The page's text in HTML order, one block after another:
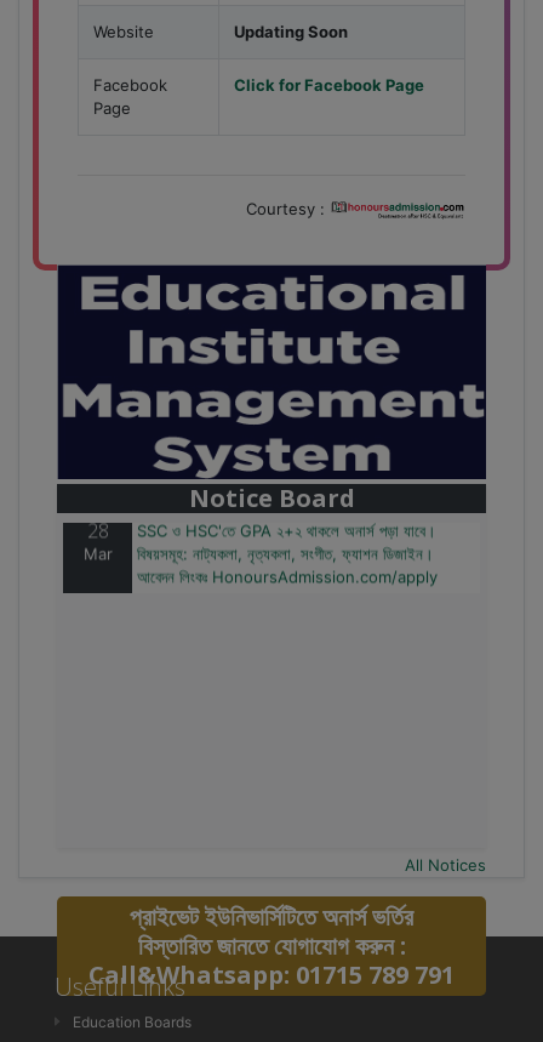
Website Updating Soon
Facebook
Page
Click for Facebook Page
Courtesy :
Notice Board
বাজেটের মধ্যে প্রাইভেট ইউনিভার্সিটিতে অনার্স পড়ার সুযোগ।
২০টির অধিক বিষয়, ৪ বছরে মোট খরচ ২ লক্ষ থেকে ৫ লক্ষ টাকা।
আবেদন লিংকঃ HonoursAdmission.com/apply
28
Mar
SSC ও HSC'তে GPA ২+২ থাকলে অনার্স পড়া যাবে।
বিষয়সমূহ: নাট্যকলা, নৃত্যকলা, সংগীত, ফ্যাশন ডিজাইন।
আবেদন লিংকঃ HonoursAdmission.com/apply
All Notices
প্রাইভেট ইউনিভার্সিটিতে অনার্স ভর্তির
বিস্তারিত জানতে যোগাযোগ করুন :
Call&Whatsapp: 01715 789 791
Useful Links
Education Boards